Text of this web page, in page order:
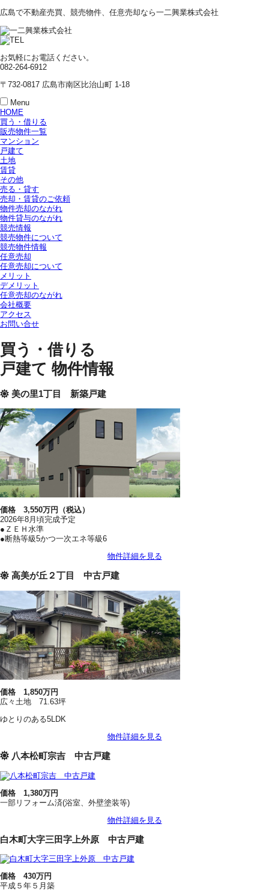
広島で不動産売買、競売物件、任意売却なら一二興業株式会社
お気軽にお電話ください。
082-264-6912
〒732-0817 広島市南区比治山町 1-18
Menu
HOME
買う・借りる
販売物件一覧
マンション
戸建て
土地
賃貸
その他
売る・貸す
売却・賃貸のご依頼
物件売却のながれ
物件貸与のながれ
競売情報
競売物件について
競売物件情報
任意売却
任意売却について
メリット
デメリット
任意売却のながれ
会社概要
アクセス
お問い合せ
買う・借りる
戸建て 物件情報
美の里1丁目 新築戸建
価格 3,550万円（税込）
2026年8月頃完成予定
●ＺＥＨ水準
●断熱等級5かつ一次エネ等級6
物件詳細を見る
高美が丘２丁目 中古戸建
価格 1,850万円
広々土地 71.63坪
ゆとりのある5LDK
物件詳細を見る
八本松町宗吉 中古戸建
価格 1,380万円
一部リフォーム済(浴室、外壁塗装等)
物件詳細を見る
白木町大字三田字上外原 中古戸建
価格 430万円
平成５年５月築